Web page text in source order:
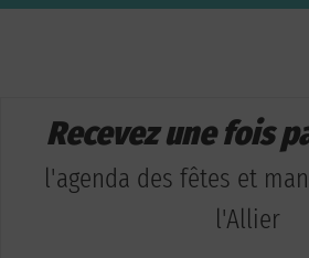
Recevez une fois
l'agenda des fêtes et
l'Allier